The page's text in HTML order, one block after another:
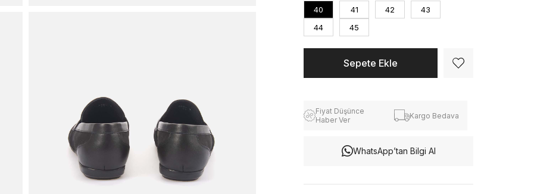
40 41 42
43
44
45
Fiyat Düşünce
Haber Ver
Kargo Bedava
WhatsApp’tan Bilgi Al